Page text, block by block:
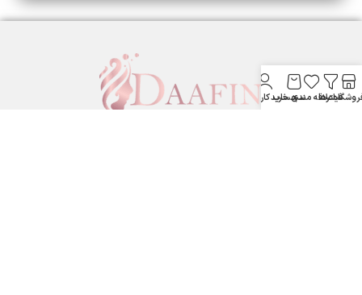
فیلترها
علاقه مندیسبد خرید
حساب کاربری من